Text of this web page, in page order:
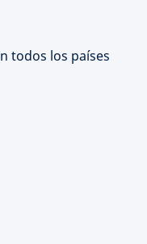
todos los países